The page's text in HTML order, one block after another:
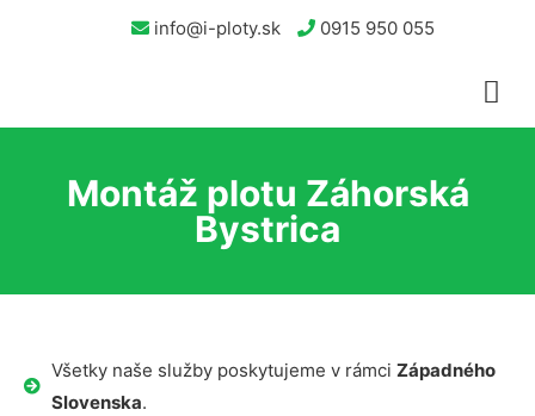
info@i-ploty.sk 0915 950 055
Montáž plotu Záhorská
Bystrica
Všetky naše služby poskytujeme v rámci Západného
Slovenska.